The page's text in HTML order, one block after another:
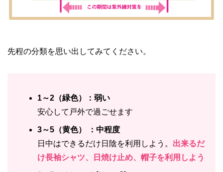
先程の分類を思い出してみてください。
1～2（緑色）：弱い
安心して戸外で過ごせます
3～5（黄色） ：中程度
日中はできるだけ日陰を利用しよう。 出来るだ
け長袖シャツ、日焼け止め、帽子を利用しよう